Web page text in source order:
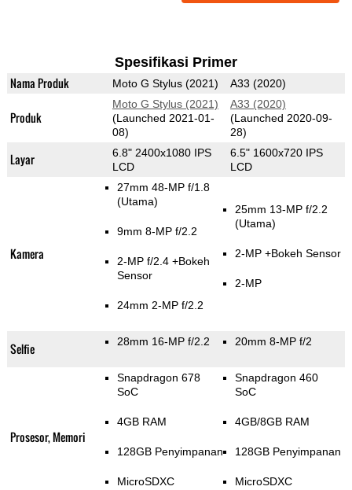
Spesifikasi Primer
Nama Produk Moto G Stylus (2021) A33 (2020)
Produk
Moto G Stylus (2021)
(Launched 2021-01-
08)
A33 (2020)
(Launched 2020-09-
28)
Layar
6.8" 2400x1080 IPS
LCD
6.5" 1600x720 IPS
LCD
Kamera
27mm 48-MP f/1.8
(Utama)
9mm 8-MP f/2.2
2-MP f/2.4 +Bokeh
Sensor
24mm 2-MP f/2.2
25mm 13-MP f/2.2
(Utama)
2-MP +Bokeh Sensor
2-MP
Selfie 28mm 16-MP f/2.2 20mm 8-MP f/2
Prosesor, Memori
Snapdragon 678
SoC
4GB RAM
128GB Penyimpanan
MicroSDXC
Snapdragon 460
SoC
4GB/8GB RAM
128GB Penyimpanan
MicroSDXC